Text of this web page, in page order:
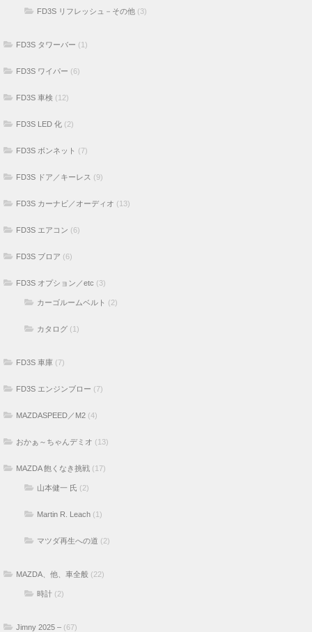
FD3S リフレッシュ－その他 (3)
FD3S タワーバー (1)
FD3S ワイパー (6)
FD3S 車検 (12)
FD3S LED 化 (2)
FD3S ボンネット (7)
FD3S ドア／キーレス (9)
FD3S カーナビ／オーディオ (13)
FD3S エアコン (6)
FD3S ブロア (6)
FD3S オプション／etc (3)
カーゴルームベルト (2)
カタログ (1)
FD3S 車庫 (7)
FD3S エンジンブロー (7)
MAZDASPEED／M2 (4)
おかぁ～ちゃんデミオ (13)
MAZDA 飽くなき挑戦 (17)
山本健一 氏 (2)
Martin R. Leach (1)
マツダ再生への道 (2)
MAZDA、他、車全般 (22)
時計 (2)
Jimny 2025 – (67)